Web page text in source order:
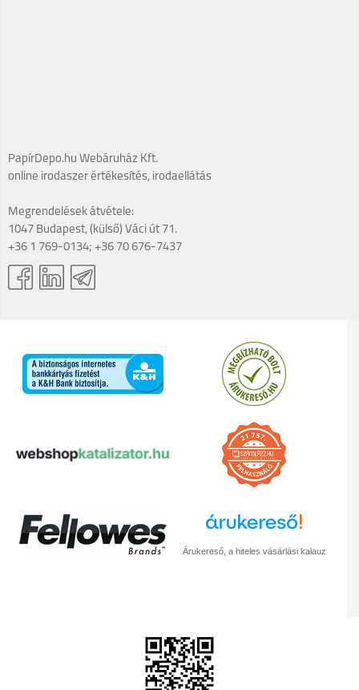
PapírDepo.hu Webáruház Kft.
online irodaszer értékesítés, irodaellátás
Megrendelések átvétele:
1047 Budapest, (külső) Váci út 71.
+36 1 769-0134; +36 70 676-7437
Árukereső, a hiteles vásárlási kalauz